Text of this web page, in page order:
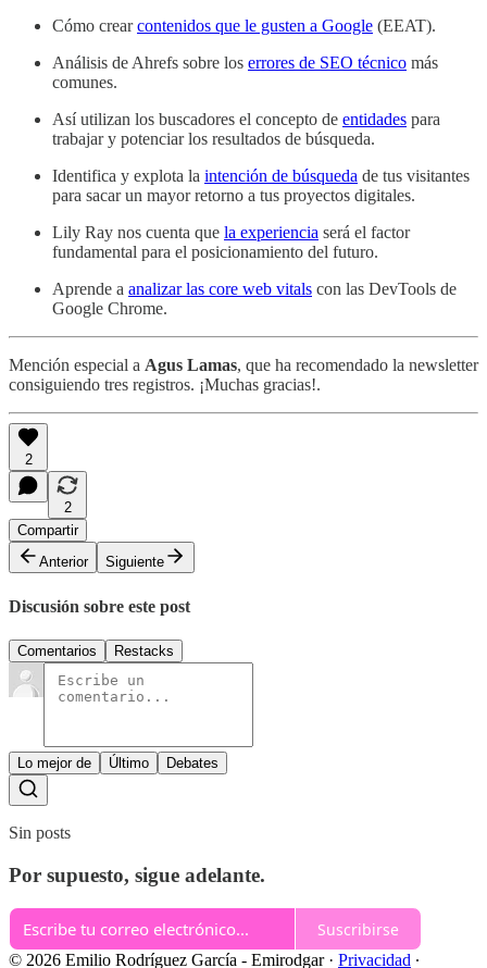
Cómo crearcontenidos que le gusten a Google (EEAT).
Análisis de Ahrefs sobre los errores de SEO técnico más
comunes.
Así utilizan los buscadores el concepto de entidades para
trabajar y potenciar los resultados de búsqueda.
Identifica y explota la intención de búsqueda de tus visitantes
para sacar un mayor retorno a tus proyectos digitales.
Lily Ray nos cuenta que la experiencia será el factor
fundamental para el posicionamiento del futuro.
Aprende a analizar las core web vitals con las DevTools de
Google Chrome.
Mención especial a Agus Lamas, que ha recomendado la newsletter
consiguiendo tres registros. ¡Muchas gracias!.
2
2
Compartir
Anterior
Siguiente
Discusión sobre este post
Comentarios Restacks
Lo mejor de Último Debates
Sin posts
Por supuesto, sigue adelante.
Suscribirse
© 2026 Emilio Rodríguez García - Emirodgar· Privacidad ∙